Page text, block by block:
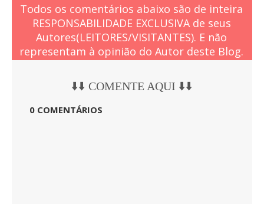
Todos os comentários abaixo são de inteira
RESPONSABILIDADE EXCLUSIVA de seus
Autores(LEITORES/VISITANTES). E não
representam à opinião do Autor deste Blog.
⬇️⬇️ COMENTE AQUI ⬇️⬇️
0 COMENTÁRIOS